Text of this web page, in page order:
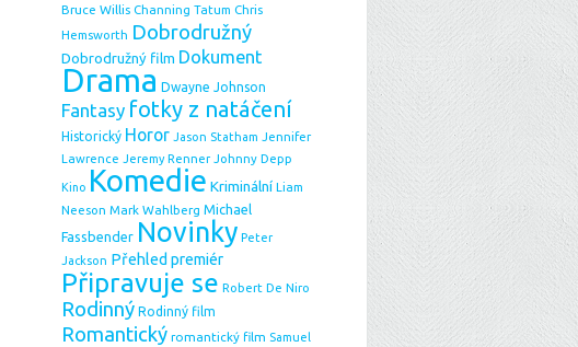
Bruce Willis Channing Tatum Chris
Hemsworth Dobrodružný
Dobrodružný film Dokument
Drama Dwayne Johnson
Fantasy fotky z natáčení
Historický Horor Jason Statham Jennifer
Lawrence Jeremy Renner Johnny Depp
Kino Komedie Kriminální Liam
Neeson Mark Wahlberg Michael
Fassbender Novinky Peter
Jackson Přehled premiér
Připravuje se Robert De Niro
Rodinný Rodinný film
Romantický romantický film Samuel